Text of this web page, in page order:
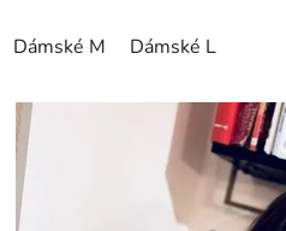
Dámské M Dámské L